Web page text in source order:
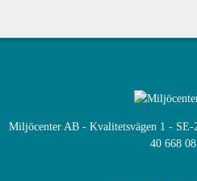
Miljöcenter AB - Kvalitetsvägen 1 -
40 668